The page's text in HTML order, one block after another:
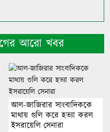
আরো খবর
আল-জাজিরার সাংবাদিককে
মাথায় গুলি করে হত্যা করল
ইসরায়েলি সেনারা